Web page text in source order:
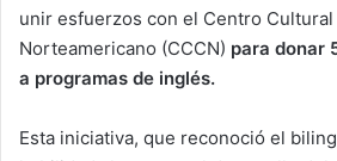
unir esfuerzos con el Centro
Norteamericano (CCCN) para donar
a programas de inglés.
Esta iniciativa, que reconoció el